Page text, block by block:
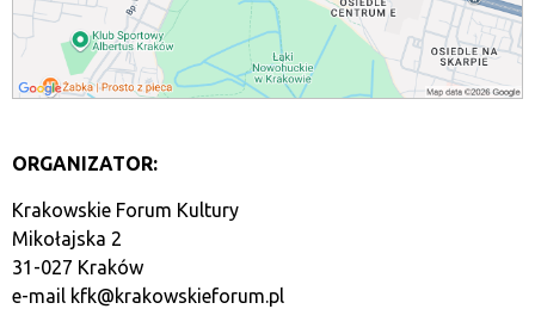
ORGANIZATOR:
Krakowskie Forum Kultury
Mikołajska 2
31-027 Kraków
e-mail kfk@krakowskieforum.pl